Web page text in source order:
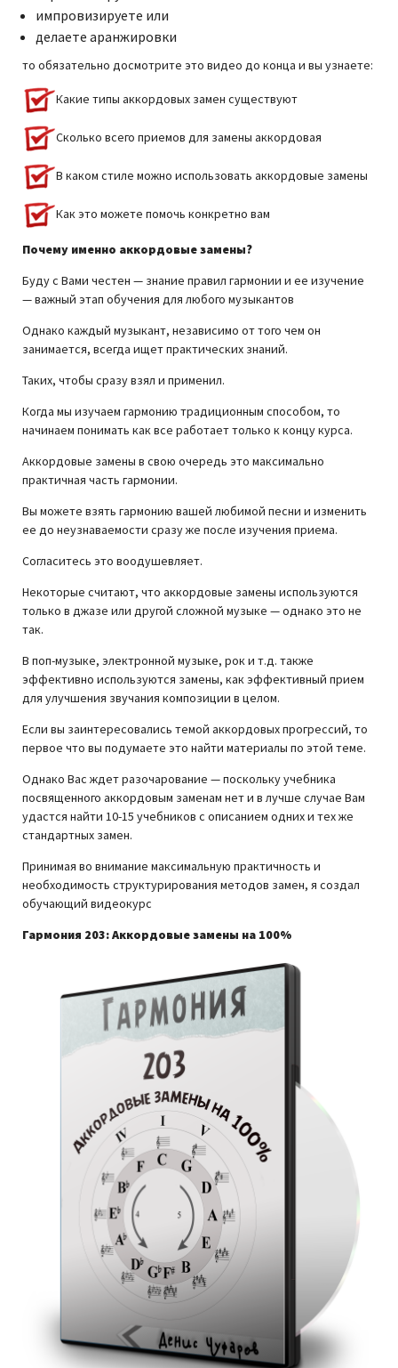
импровизируете или
делаете аранжировки
то обязательно досмотрите это видео до конца и вы узнаете:
Какие типы аккордовых замен существуют
Сколько всего приемов для замены аккордовая
В каком стиле можно использовать аккордовые замены
Как это можете помочь конкретно вам
Почему именно аккордовые замены?
Буду с Вами честен — знание правил гармонии и ее изучение
— важный этап обучения для любого музыкантов
Однако каждый музыкант, независимо от того чем он
занимается, всегда ищет практических знаний.
Таких, чтобы сразу взял и применил.
Когда мы изучаем гармонию традиционным способом, то
начинаем понимать как все работает только к концу курса.
Аккордовые замены в свою очередь это максимально
практичная часть гармонии.
Вы можете взять гармонию вашей любимой песни и изменить
ее до неузнаваемости сразу же после изучения приема.
Согласитесь это воодушевляет.
Некоторые считают, что аккордовые замены используются
только в джазе или другой сложной музыке — однако это не
так.
В поп-музыке, электронной музыке, рок и т.д. также
эффективно используются замены, как эффективный прием
для улучшения звучания композиции в целом.
Если вы заинтересовались темой аккордовых прогрессий, то
первое что вы подумаете это найти материалы по этой теме.
Однако Вас ждет разочарование — поскольку учебника
посвященного аккордовым заменам нет и в лучше случае Вам
удастся найти 10-15 учебников с описанием одних и тех же
стандартных замен.
Принимая во внимание максимальную практичность и
необходимость структурирования методов замен, я создал
обучающий видеокурс
Гармония 203: Аккордовые замены на 100%